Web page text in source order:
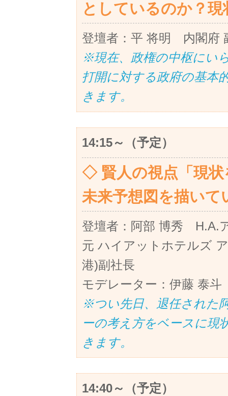
としているのか？現
登壇者：平 将明 内閣府
※現在、政権の中枢にい
打開に対する政府の基本
きます。
14:15～（予定）
◇ 賢人の視点「現
未来予想図を描い
登壇者：阿部 博秀 H.A.
元 ハイアットホテルズ
港)副社長
モデレーター：伊藤 泰斗
※つい先日、退任された
ーの考え方をベースに現
きます。
14:40～（予定）